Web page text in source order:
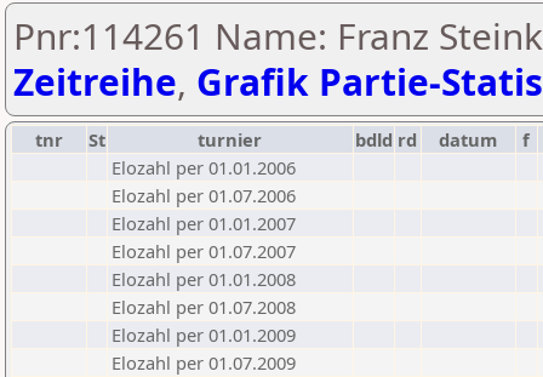
Pnr:114261 Name: Franz
Zeitreihe, Grafik Partie-
tnr St turnier bdld rd datum
f
Elozahl per 01.01.2006
Elozahl per 01.07.2006
Elozahl per 01.01.2007
Elozahl per 01.07.2007
Elozahl per 01.01.2008
Elozahl per 01.07.2008
Elozahl per 01.01.2009
Elozahl per 01.07.2009